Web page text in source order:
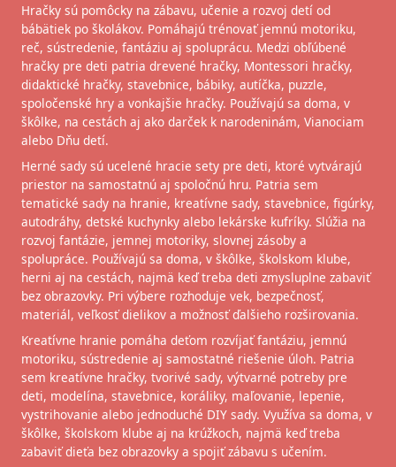
Hračky sú pomôcky na zábavu, učenie a rozvoj detí od
bábätiek po školákov. Pomáhajú trénovať jemnú motoriku,
reč, sústredenie, fantáziu aj spoluprácu. Medzi obľúbené
hračky pre deti patria drevené hračky, Montessori hračky,
didaktické hračky, stavebnice, bábiky, autíčka, puzzle,
spoločenské hry a vonkajšie hračky. Používajú sa doma, v
škôlke, na cestách aj ako darček k narodeninám, Vianociam
alebo Dňu detí.
Herné sady sú ucelené hracie sety pre deti, ktoré vytvárajú
priestor na samostatnú aj spoločnú hru. Patria sem
tematické sady na hranie, kreatívne sady, stavebnice, figúrky,
autodráhy, detské kuchynky alebo lekárske kufríky. Slúžia na
rozvoj fantázie, jemnej motoriky, slovnej zásoby a
spolupráce. Používajú sa doma, v škôlke, školskom klube,
herni aj na cestách, najmä keď treba deti zmysluplne zabaviť
bez obrazovky. Pri výbere rozhoduje vek, bezpečnosť,
materiál, veľkosť dielikov a možnosť ďalšieho rozširovania.
Kreatívne hranie pomáha deťom rozvíjať fantáziu, jemnú
motoriku, sústredenie aj samostatné riešenie úloh. Patria
sem kreatívne hračky, tvorivé sady, výtvarné potreby pre
deti, modelína, stavebnice, koráliky, maľovanie, lepenie,
vystrihovanie alebo jednoduché DIY sady. Využíva sa doma, v
škôlke, školskom klube aj na krúžkoch, najmä keď treba
zabaviť dieťa bez obrazovky a spojiť zábavu s učením.